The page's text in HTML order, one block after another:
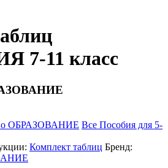
7-11 класс
ОБРАЗОВАНИЕ Все Пособия для 5-
Комплект таблиц Бренд: